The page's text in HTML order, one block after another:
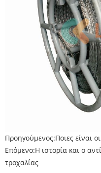
Προηγούμενος:Ποιες είναι
Επόμενο:Η ιστορία και ο
τροχαλίας